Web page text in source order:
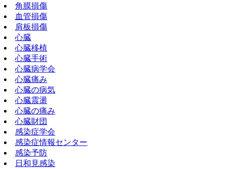
角膜損傷
血管損傷
肩板損傷
心臓
心臓移植
心臓手術
心臓病学会
心臓痛み
心臓の病気
心臓震盪
心臓の痛み
心臓財団
感染症学会
感染症情報センター
感染予防
日和見感染